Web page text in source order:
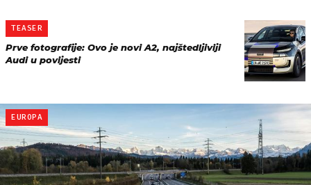
TEASER
Prve fotografije: Ovo je novi A2, najštedljiviji
Audi u povijesti
EUROPA